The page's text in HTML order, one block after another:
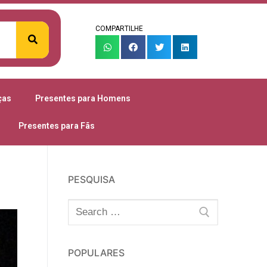
COMPARTILHE
Presentes para Homens
Presentes para Fãs
PESQUISA
POPULARES